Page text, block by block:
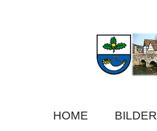
HOME BILDER